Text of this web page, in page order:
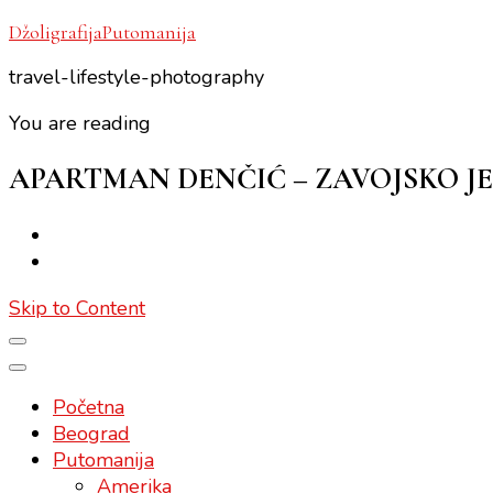
DžoligrafijaPutomanija
travel-lifestyle-photography
You are reading
APARTMAN DENČIĆ – ZAVOJSKO
Skip to Content
Početna
Beograd
Putomanija
Amerika